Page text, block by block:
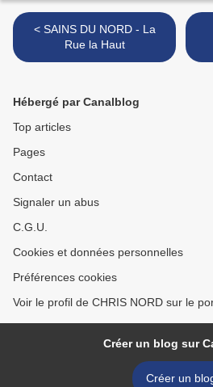
< SAINS DU NORD - La
Rue la Haut
Hébergé par Canalblog
Top articles
Pages
Contact
Signaler un abus
C.G.U.
Cookies et données personnelles
Préférences cookies
Voir le profil de CHRIS NORD sur le
Créer un blog sur
Créer un